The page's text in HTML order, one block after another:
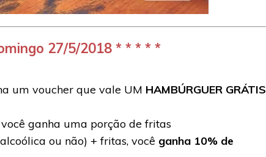
27/5/2018 * * * * *
um voucher que vale UM HAMBÚRGUER GRÁTIS
ganha uma porção de fritas
ou não) + fritas, você ganha 10% de